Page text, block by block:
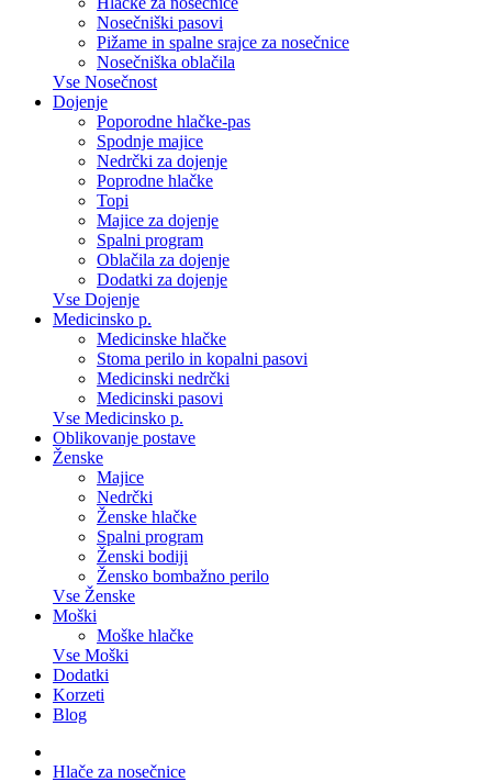
Nosečniški pasovi
Pižame in spalne srajce za nosečnice
Nosečniška oblačila
Vse Nosečnost
Dojenje
Poporodne hlačke-pas
Spodnje majice
Nedrčki za dojenje
Poprodne hlačke
Topi
Majice za dojenje
Spalni program
Oblačila za dojenje
Dodatki za dojenje
Vse Dojenje
Medicinsko p.
Medicinske hlačke
Stoma perilo in kopalni pasovi
Medicinski nedrčki
Medicinski pasovi
Vse Medicinsko p.
Oblikovanje postave
Ženske
Majice
Nedrčki
Ženske hlačke
Spalni program
Ženski bodiji
Žensko bombažno perilo
Vse Ženske
Moški
Moške hlačke
Vse Moški
Dodatki
Korzeti
Blog
Hlače za nosečnice